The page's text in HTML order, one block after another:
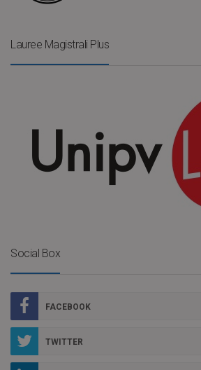
Lauree Magistrali Plus
Social Box
FACEBOOK
TWITTER